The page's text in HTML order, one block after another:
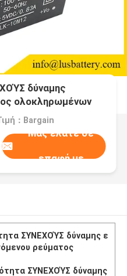
δύναμης
ολοκληρωμένων
λογικής
：Bargain
Μας ελάτε σε
επαφή με
ΣΥΝΕΧΟΎΣ δύναμης ε
ρεύματος
ΣΥΝΕΧΟΎΣ δύναμης